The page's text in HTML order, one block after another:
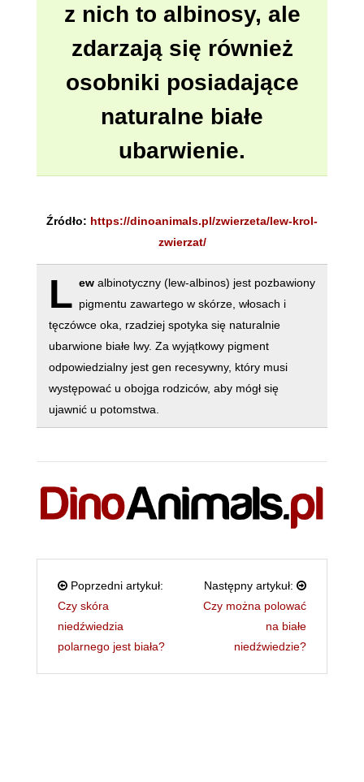
z nich to albinosy, ale
zdarzają się również
osobniki posiadające
naturalne białe
ubarwienie.
Źródło: https://dinoanimals.pl/zwierzeta/lew-krol-
zwierzat/
L ewalbinotyczny (lew-albinos) jest pozbawiony
pigmentu zawartego w skórze, włosach i
tęczówce oka, rzadziej spotyka się naturalnie
ubarwione białe lwy. Za wyjątkowy pigment
odpowiedzialny jest gen recesywny, który musi
występować u obojga rodziców, aby mógł się
ujawnić u potomstwa.
Poprzedni artykuł:
Czy skóra
niedźwiedzia
polarnego jest biała?
Następny artykuł:
Czy można polować
na białe
niedźwiedzie?